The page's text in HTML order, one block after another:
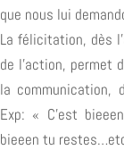
que nous lui
La félicitation, dès
de l’action, permet
la communication,
Exp: « C’est
bieeen tu